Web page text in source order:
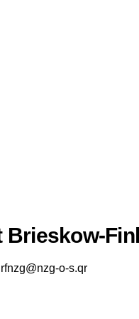
Brieskow-
o-s.qr